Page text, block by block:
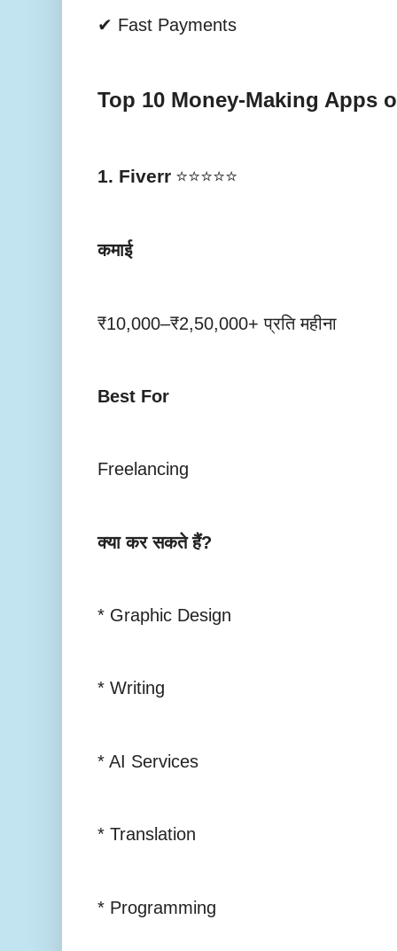
✔ Fast Payments
Top 10 Money-Making Apps
1. Fiverr ⭐⭐⭐⭐⭐
कमाई
₹10,000–₹2,50,000+ प्रति महीना
Best For
Freelancing
क्या कर सकते हैं?
* Graphic Design
* Writing
* AI Services
* Translation
* Programming